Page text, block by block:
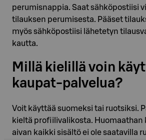
perumisnappia. Saat sähköpostiisi
tilauksen perumisesta. Pääset
myös sähköpostiisi lähetetyn
kautta.
Millä kielillä voin
kaupat-palvelua?
Voit käyttää suomeksi tai ruotsiksi.
kieltä profiilivalikosta. Huomaathan
aivan kaikki sisältö ei ole saatavilla